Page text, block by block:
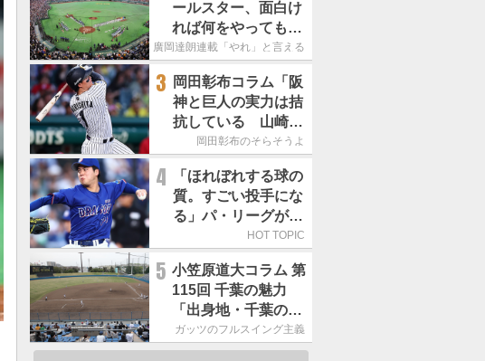
ールスター、面白け
れば何をやってもい
いという発想は大間
廣岡達朗連載「やれ」と言える信念
3
岡田彰布コラム「阪
神と巨人の実力は拮
抗している 山崎、
小笠原の存在は大き
岡田彰布のそらそうよ
4
「ほれぼれする球の
質。すごい投手にな
る」パ・リーグが驚
いた「中日の左腕」
HOT TOPIC
5 小笠原道大コラム 第
115回 千葉の魅力
「出身地・千葉の話
の続き。昔から野球
熱の高い土地柄で
ガッツのフルスイング主義